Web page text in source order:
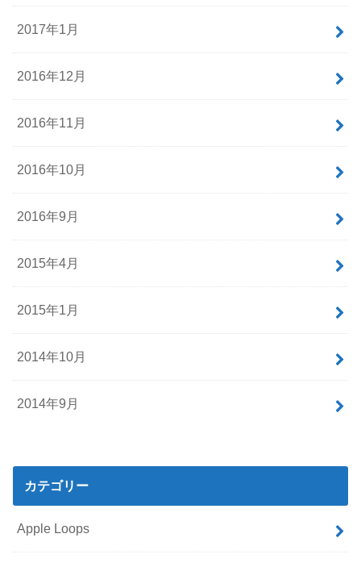
2017年1月
2016年12月
2016年11月
2016年10月
2016年9月
2015年4月
2015年1月
2014年10月
2014年9月
カテゴリー
Apple Loops